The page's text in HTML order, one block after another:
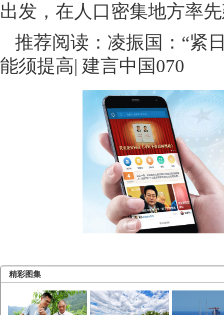
出发，在人口密集地方率
推荐阅读： 凌振国：“紧
能须提高| 建言中国070